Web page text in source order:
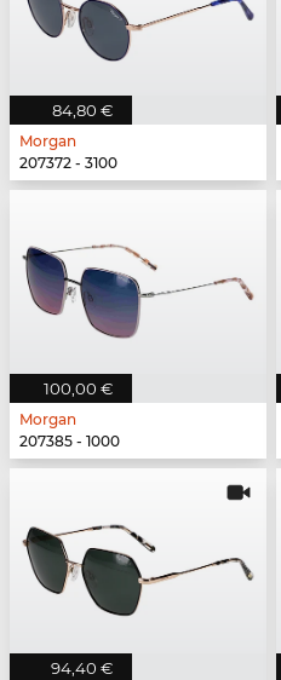
84,80 €
Morgan
207372 - 3100
100,00 €
Morgan
207385 - 1000
94,40 €